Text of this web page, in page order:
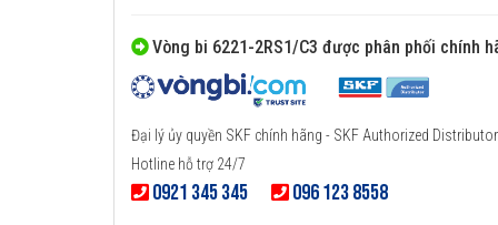
Vòng bi 6221-2RS1/C3 được phân phối chính
Đại lý ủy quyền SKF chính hãng - SKF Authorized Distributor
Hotline hỗ trợ 24/7
0921 345 345 096 123 8558